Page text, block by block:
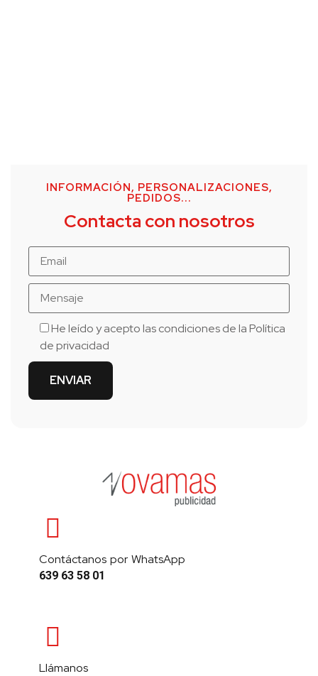
INFORMACIÓN, PERSONALIZACIONES,
PEDIDOS...
Contacta con nosotros
He leído y acepto las condiciones de laPolítica
de privacidad
Contáctanos por WhatsApp
639 63 58 01
Llámanos